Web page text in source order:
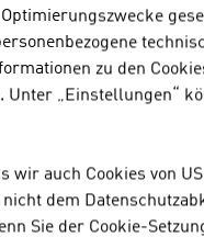
Moldsonics entwickelt
zu den
Unter „Einstellungen“
wir auch Cookies von
dem
Sie der Cookie-